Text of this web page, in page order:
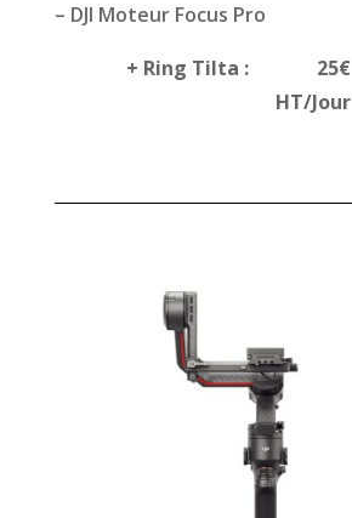
– DJI Moteur Focus Pro
+ Ring Tilta : 25€
HT/Jour